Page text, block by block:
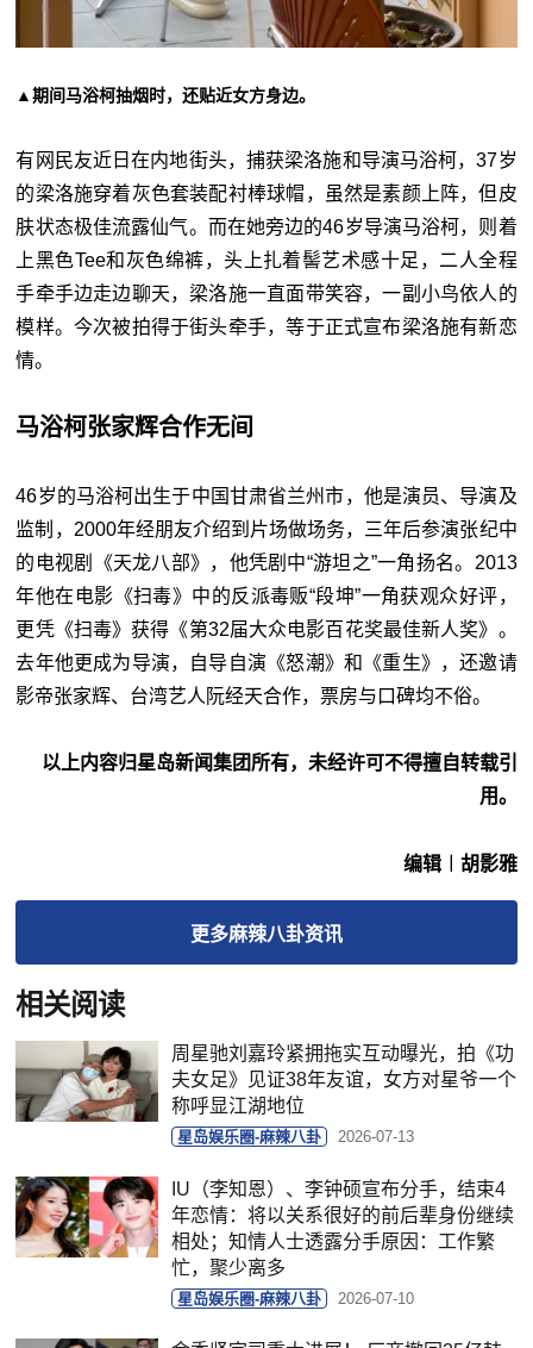
▲期间马浴柯抽烟时，还贴近女方身边。
有网民友近日在内地街头，捕获梁洛施和导演马浴柯，37岁
的梁洛施穿着灰色套装配衬棒球帽，虽然是素颜上阵，但皮
肤状态极佳流露仙气。而在她旁边的46岁导演马浴柯，则着
上黑色Tee和灰色绵裤，头上扎着髻艺术感十足，二人全程
手牵手边走边聊天，梁洛施一直面带笑容，一副小鸟依人的
模样。今次被拍得于街头牵手，等于正式宣布梁洛施有新恋
情。
马浴柯张家辉合作无间
46岁的马浴柯出生于中国甘肃省兰州市，他是演员、导演及
监制，2000年经朋友介绍到片场做场务，三年后参演张纪中
的电视剧《天龙八部》，他凭剧中“游坦之”一角扬名。2013
年他在电影《扫毒》中的反派毒贩“段坤”一角获观众好评，
更凭《扫毒》获得《第32届大众电影百花奖最佳新人奖》。
去年他更成为导演，自导自演《怒潮》和《重生》，还邀请
影帝张家辉、台湾艺人阮经天合作，票房与口碑均不俗。
以上内容归星岛新闻集团所有，未经许可不得擅自转载引
用。
编辑︱胡影雅
更多麻辣八卦资讯
相关阅读
周星驰刘嘉玲紧拥拖实互动曝光，拍《功
夫女足》见证38年友谊，女方对星爷一个
称呼显江湖地位
星岛娱乐圈-麻辣八卦 2026-07-13
IU（李知恩）、李钟硕宣布分手，结束4
年恋情：将以关系很好的前后辈身份继续
相处；知情人士透露分手原因：工作繁
忙，聚少离多
星岛娱乐圈-麻辣八卦 2026-07-10